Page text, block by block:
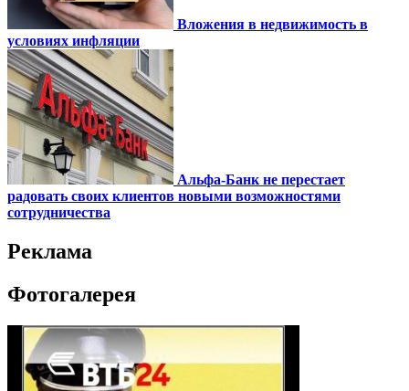
Вложения в недвижимость в
условиях инфляции
Альфа-Банк не перестает
радовать своих клиентов новыми возможностями
сотрудничества
Реклама
Фотогалерея